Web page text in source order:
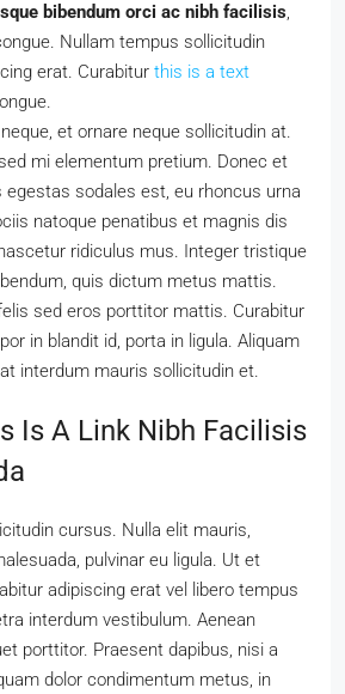
bibendum orci ac nibh facilisis,
Nullam tempus sollicitudin
erat. Curabitur this is a text
et ornare neque sollicitudin at.
mi elementum pretium. Donec et
egestas sodales est, eu rhoncus urna
natoque penatibus et magnis dis
ridiculus mus. Integer tristique
quis dictum metus mattis.
sed eros porttitor mattis. Curabitur
in blandit id, porta in ligula. Aliquam
interdum mauris sollicitudin et.
Is A Link Nibh Facilisis
cursus. Nulla elit mauris,
pulvinar eu ligula. Ut et
adipiscing erat vel libero tempus
interdum vestibulum. Aenean
porttitor. Praesent dapibus, nisi a
dolor condimentum metus, in